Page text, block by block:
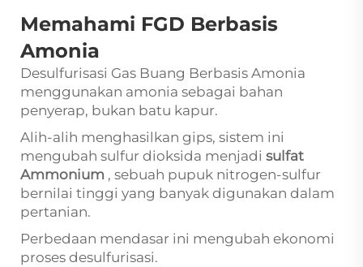
Memahami FGD Berbasis
Amonia
Desulfurisasi Gas Buang Berbasis Amonia
menggunakan amonia sebagai bahan
penyerap, bukan batu kapur.
Alih-alih menghasilkan gips, sistem ini
mengubah sulfur dioksida menjadi sulfat
Ammonium , sebuah pupuk nitrogen-sulfur
bernilai tinggi yang banyak digunakan dalam
pertanian.
Perbedaan mendasar ini mengubah ekonomi
proses desulfurisasi.